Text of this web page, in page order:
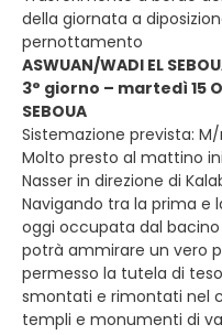
della giornata a
pernottamento
ASWUAN/WADI EL
3° giorno – martedì 15
SEBOUA
Sistemazione prevista:
Molto presto al mattino
Nasser in direzione di
Navigando tra la prima e
oggi occupata dal bacino
potrà ammirare un vero
permesso la tutela di
smontati e rimontati nel
templi e monumenti di